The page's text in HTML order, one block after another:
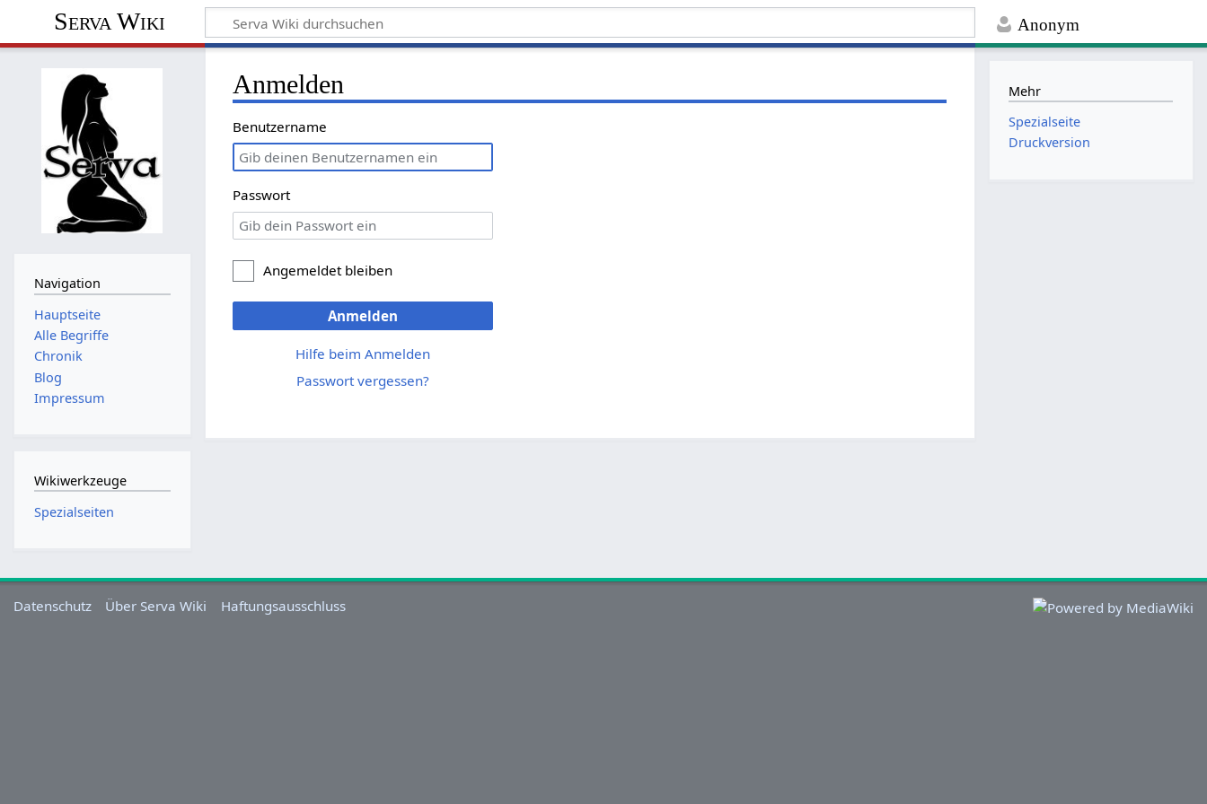
Anonym
Serva Wiki
Anmelden
Benutzername
Passwort
Angemeldet bleiben
Anmelden
Hilfe beim Anmelden
Passwort vergessen?
Navigation
Hauptseite
Alle Begriffe
Chronik
Blog
Impressum
Wikiwerkzeuge
Spezialseiten
Mehr
Spezialseite
Druckversion
Datenschutz Über Serva Wiki Haftungsausschluss